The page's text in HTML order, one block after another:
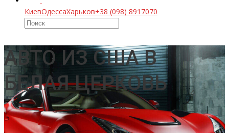
КиевОдессаХарьков+38 (098) 8917070
АВТО ИЗ США В
БЕЛАЯ ЦЕРКОВЬ